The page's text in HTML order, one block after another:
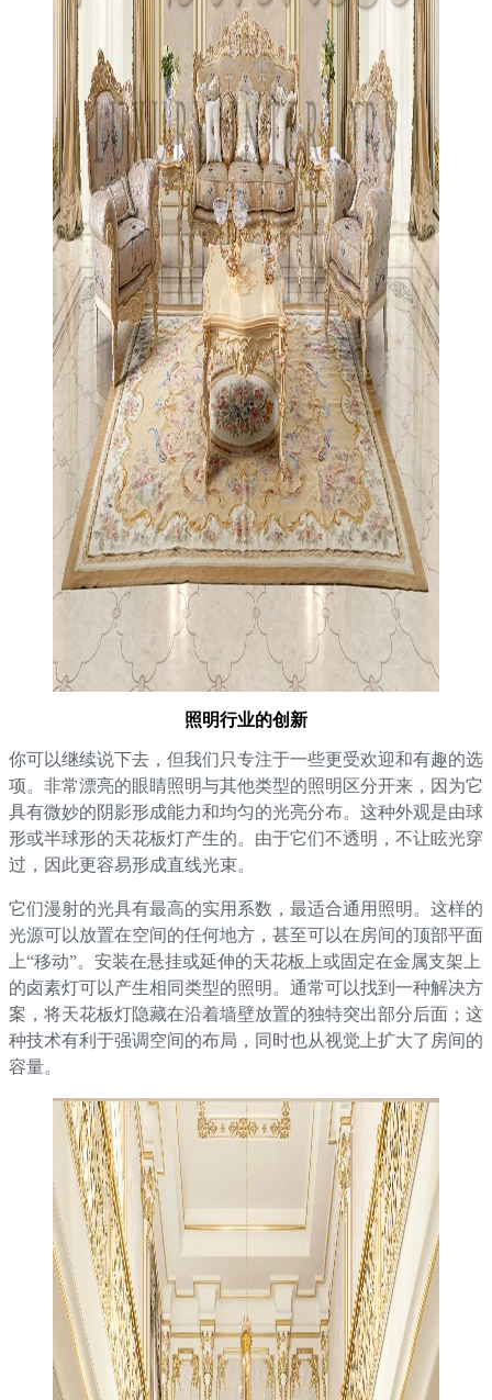
照明行业的创新
你可以继续说下去，但我们只专注于一些更受欢迎和有趣的选
项。非常漂亮的眼睛照明与其他类型的照明区分开来，因为它
具有微妙的阴影形成能力和均匀的光亮分布。这种外观是由球
形或半球形的天花板灯产生的。由于它们不透明，不让眩光穿
过，因此更容易形成直线光束。
它们漫射的光具有最高的实用系数，最适合通用照明。这样的
光源可以放置在空间的任何地方，甚至可以在房间的顶部平面
上“移动”。安装在悬挂或延伸的天花板上或固定在金属支架上
的卤素灯可以产生相同类型的照明。通常可以找到一种解决方
案，将天花板灯隐藏在沿着墙壁放置的独特突出部分后面；这
种技术有利于强调空间的布局，同时也从视觉上扩大了房间的
容量。